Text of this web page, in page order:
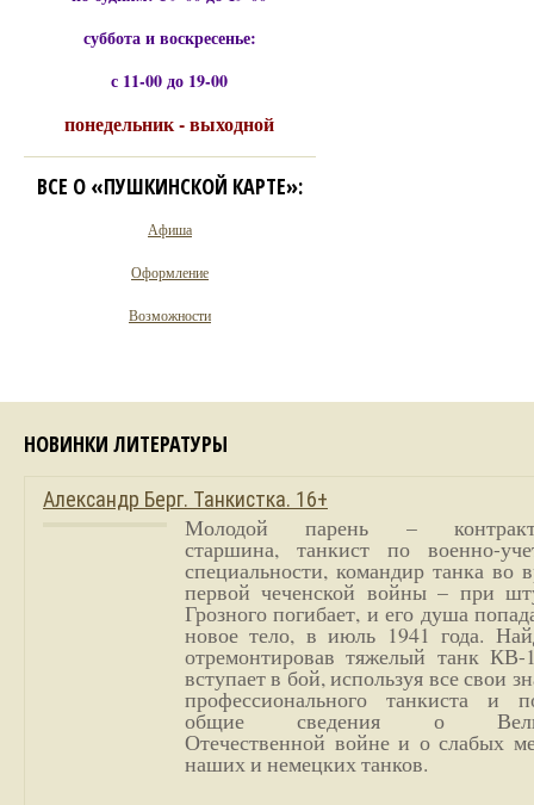
суббота и воскресенье:
с 11-00 до 19-00
понедельник - выходной
ВСЕ О «ПУШКИНСКОЙ КАРТЕ»:
Афиша
Оформление
Возможности
НОВИНКИ ЛИТЕРАТУРЫ
Александр Берг. Танкистка. 16+
Молодой парень –
старшина, танкист по военно-
специальности, командир танка во
первой чеченской войны – при
Грозного погибает, и его душа
новое тело, в июль 1941 года.
отремонтировав тяжелый танк
вступает в бой, используя все свои
профессионального танкиста и
общие сведения о
Отечественной войне и о слабых
наших и немецких танков.